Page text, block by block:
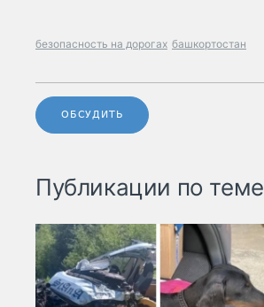
безопасность на дорогах башкортостан
ОБСУДИТЬ
Публикации по теме